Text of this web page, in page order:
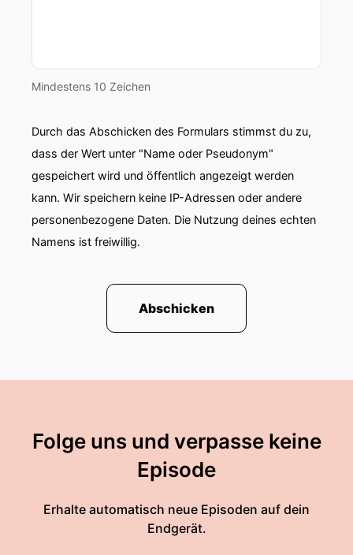
Mindestens 10 Zeichen
Durch das Abschicken des Formulars stimmst du zu,
dass der Wert unter "Name oder Pseudonym"
gespeichert wird und öffentlich angezeigt werden
kann. Wir speichern keine IP-Adressen oder andere
personenbezogene Daten. Die Nutzung deines echten
Namens ist freiwillig.
Abschicken
Folge uns und verpasse keine
Episode
Erhalte automatisch neue Episoden auf dein
Endgerät.